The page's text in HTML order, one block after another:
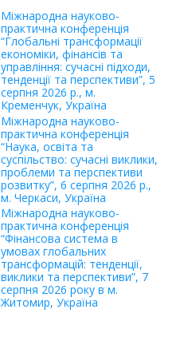
Міжнародна науково-
практична конференція
“Глобальні трансформації
економіки, фінансів та
управління: сучасні підходи,
тенденції та перспективи”, 5
серпня 2026 р., м.
Кременчук, Україна
Міжнародна науково-
практична конференція
“Наука, освіта та
суспільство: сучасні виклики,
проблеми та перспективи
розвитку”, 6 серпня 2026 р.,
м. Черкаси, Україна
Міжнародна науково-
практична конференція
“Фінансова система в
умовах глобальних
трансформацій: тенденції,
виклики та перспективи”, 7
серпня 2026 року в м.
Житомир, Україна